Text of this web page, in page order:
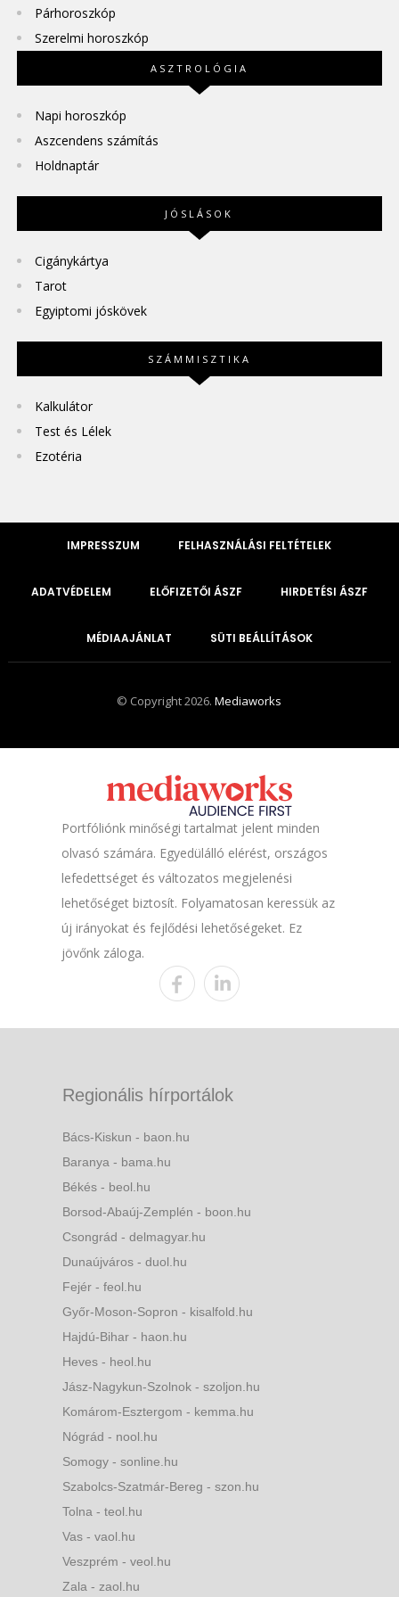
Párhoroszkóp
Szerelmi horoszkóp
ASZTROLÓGIA
Napi horoszkóp
Aszcendens számítás
Holdnaptár
JÓSLÁSOK
Cigánykártya
Tarot
Egyiptomi jóskövek
SZÁMMISZTIKA
Kalkulátor
Test és Lélek
Ezotéria
IMPRESSZUM FELHASZNÁLÁSI FELTÉTELEK
ADATVÉDELEM ELŐFIZETŐI ÁSZF HIRDETÉSI ÁSZF
MÉDIAAJÁNLAT SÜTI BEÁLLÍTÁSOK
© Copyright 2026.Mediaworks
Portfóliónk minőségi tartalmat jelent minden
olvasó számára. Egyedülálló elérést, országos
lefedettséget és változatos megjelenési
lehetőséget biztosít. Folyamatosan keressük az
új irányokat és fejlődési lehetőségeket. Ez
jövőnk záloga.
Regionális hírportálok
Bács-Kiskun - baon.hu
Baranya - bama.hu
Békés - beol.hu
Borsod-Abaúj-Zemplén - boon.hu
Csongrád - delmagyar.hu
Dunaújváros - duol.hu
Fejér - feol.hu
Győr-Moson-Sopron - kisalfold.hu
Hajdú-Bihar - haon.hu
Heves - heol.hu
Jász-Nagykun-Szolnok - szoljon.hu
Komárom-Esztergom - kemma.hu
Nógrád - nool.hu
Somogy - sonline.hu
Szabolcs-Szatmár-Bereg - szon.hu
Tolna - teol.hu
Vas - vaol.hu
Veszprém - veol.hu
Zala - zaol.hu